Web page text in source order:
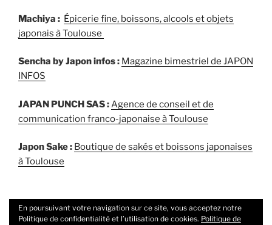
Machiya : Épicerie fine, boissons, alcools et objets
japonais à Toulouse
Sencha by Japon infos : Magazine bimestriel de JAPON
INFOS
JAPAN PUNCH SAS :Agence de conseil et de
communication franco-japonaise à Toulouse
Japon Sake : Boutique de sakés et boissons japonaises
à Toulouse
En poursuivant votre navigation sur ce site, vous acceptez notre
Politique de confidentialité et l’utilisation de cookies. Politique de